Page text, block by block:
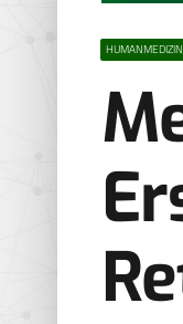
HUMANMEDIZIN